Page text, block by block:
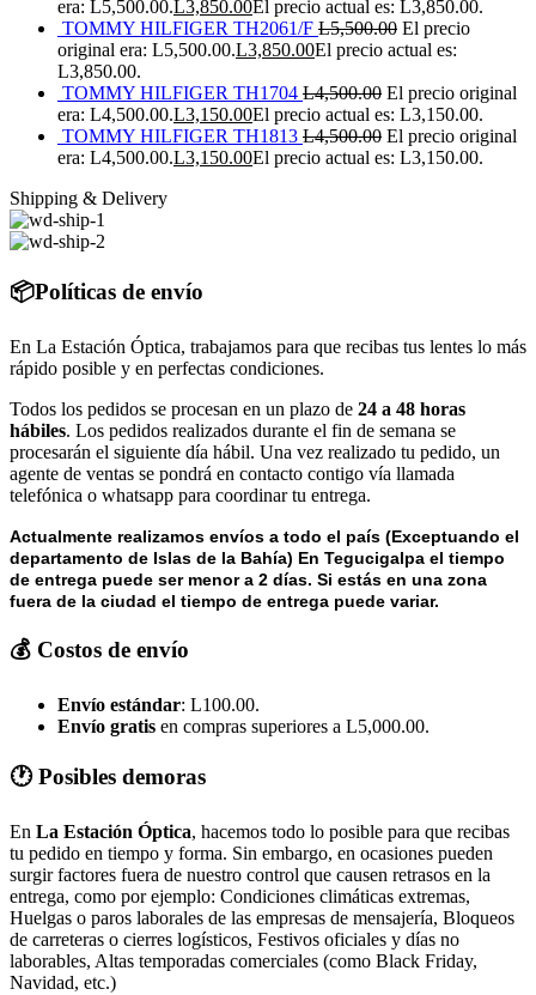
era: L5,500.00.L3,850.00El precio actual es: L3,850.00.
TOMMY HILFIGER TH2061/F L5,500.00 El precio
original era: L5,500.00.L3,850.00El precio actual es:
L3,850.00.
TOMMY HILFIGER TH1704 L4,500.00 El precio original
era: L4,500.00.L3,150.00El precio actual es: L3,150.00.
TOMMY HILFIGER TH1813 L4,500.00 El precio original
era: L4,500.00.L3,150.00El precio actual es: L3,150.00.
Shipping & Delivery
📦Políticas de envío
En La Estación Óptica, trabajamos para que recibas tus lentes lo más
rápido posible y en perfectas condiciones.
Todos los pedidos se procesan en un plazo de 24 a 48 horas
hábiles. Los pedidos realizados durante el fin de semana se
procesarán el siguiente día hábil. Una vez realizado tu pedido, un
agente de ventas se pondrá en contacto contigo vía llamada
telefónica o whatsapp para coordinar tu entrega.
Actualmente realizamos envíos a todo el país (Exceptuando el
departamento de Islas de la Bahía) En Tegucigalpa el tiempo
de entrega puede ser menor a 2 días. Si estás en una zona
fuera de la ciudad el tiempo de entrega puede variar.
💰 Costos de envío
Envío estándar: L100.00.
Envío gratis en compras superiores a L5,000.00.
🕐 Posibles demoras
En La Estación Óptica, hacemos todo lo posible para que recibas
tu pedido en tiempo y forma. Sin embargo, en ocasiones pueden
surgir factores fuera de nuestro control que causen retrasos en la
entrega, como por ejemplo: Condiciones climáticas extremas,
Huelgas o paros laborales de las empresas de mensajería, Bloqueos
de carreteras o cierres logísticos, Festivos oficiales y días no
laborables, Altas temporadas comerciales (como Black Friday,
Navidad, etc.)